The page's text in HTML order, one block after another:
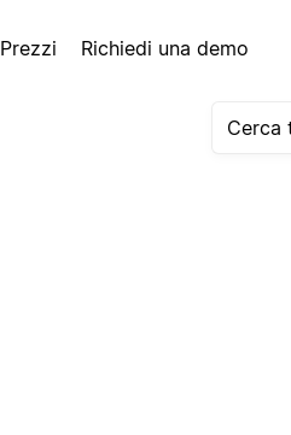
Prezzi Richiedi una demo